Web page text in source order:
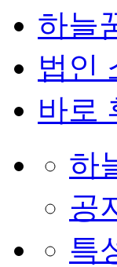
하늘
법인
바로
하
공
특